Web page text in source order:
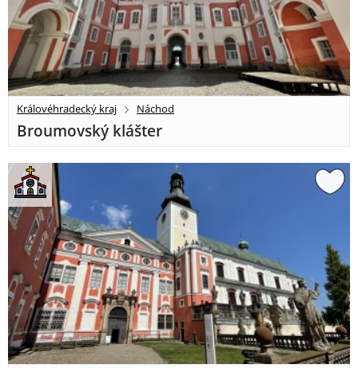
Královéhradecký kraj Náchod
Broumovský klášter